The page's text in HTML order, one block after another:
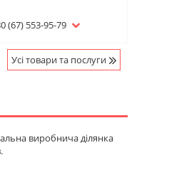
(67) 553-95-79
Усі товари та послуги
виробнича ділянка